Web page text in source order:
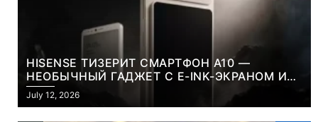
HISENSE ТИЗЕРИТ СМАРТФОН A10 —
НЕОБЫЧНЫЙ ГАДЖЕТ С E-INK-ЭКРАНОМ И
СЪЕМНОЙ LCD-ПАНЕЛЬЮ ДЛЯ ЦВЕТНОГО
КОНТЕНТА И СОЦСЕТЕЙ
July 12, 2026